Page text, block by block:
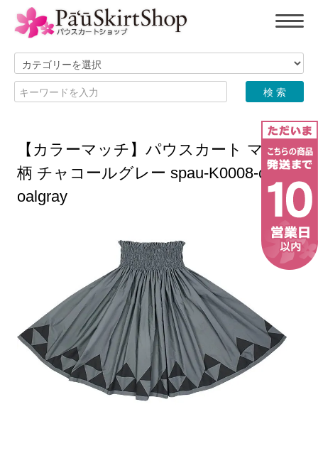
【カラーマッチ】パウスカート マウナ
柄 チャコールグレー spau-K0008-charc
oalgray